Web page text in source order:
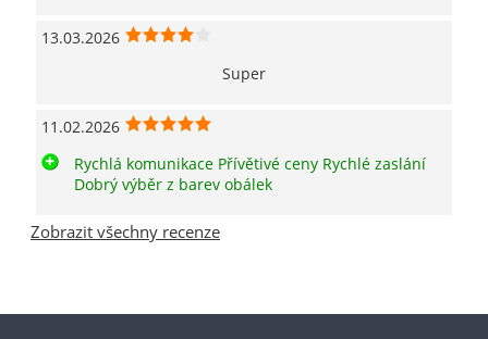
13.03.2026
Super
11.02.2026
Rychlá komunikace Přívětivé ceny Rychlé zaslání
Dobrý výběr z barev obálek
Zobrazit všechny recenze